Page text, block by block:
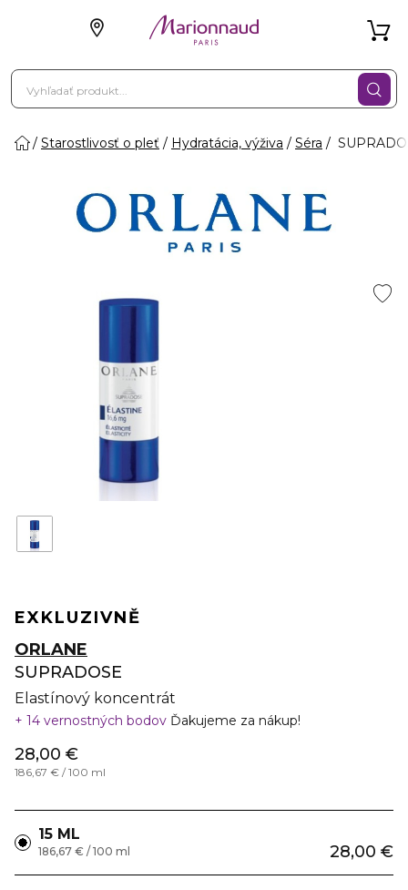
Starostlivosť o pleť Hydratácia, výživa Séra
EXKLUZIVNĚ
ORLANE
SUPRADOSE
Elastínový koncentrát
14 vernostných bodov Ďakujeme za nákup!
28,00 €
186,67 € / 100 ml
15 ML
28,00 €
186,67 € / 100 ml